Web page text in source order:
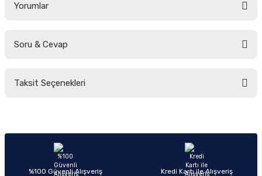
Yorumlar
Soru & Cevap
Taksit Seçenekleri
%100 Güvenli Alışveriş Kredi Kartı ile Alışveriş